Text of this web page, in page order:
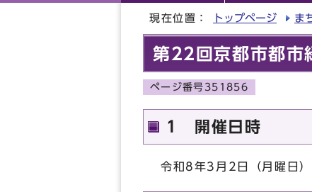
現在位置： トップページ ま
第22回京都市都市
ページ番号351856
1 開催日時
令和8年3月2日（月曜日